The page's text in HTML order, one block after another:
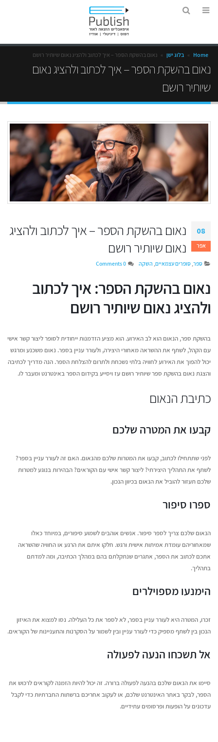
Home
» בלוג ישן » נאום בהשקת הספר – איך לכתוב ולהציג נאום שיותיר רושם
נאום בהשקת הספר – איך לכתוב ולהציג נאום
שיותיר רושם
08
אפר
נאום בהשקת הספר – איך לכתוב ולהציג
נאום שיותיר רושם
ספר, סופרים עצמאיים, השקה 0 Comments
נאום בהשקת הספר: איך לכתוב
ולהציג נאום שיותיר רושם
בהשקת ספר, הנאום הוא לב האירוע. הוא מציע הזדמנות ייחודית לסופר ליצור קשר אישי
עם הקהל, לשתף את ההשראה מאחורי היצירה, ולעורר עניין בספר. נאום משכנע ומרגש
יכול להפוך את האירוע לחוויה בלתי נשכחת ולתרום להצלחת הספר. הנה מדריך לכתיבה
והצגת נאום בהשקת ספר שיותיר רושם עז ויסייע בקידום הספר באינטרנט ומעבר לו.
כתיבת הנאום
קבעו את המטרה שלכם
לפני שתתחילו לכתוב, קבעו את המטרות שלכם מהנאום. האם זה לעורר עניין בספר?
לשתף את התהליך היצירתי? ליצור קשר אישי עם הקוראים? הבהירות בנוגע למטרות
שלכם תעזור להוביל את הנאום בכיוון הנכון.
ספרו סיפור
הנאום שלכם צריך לספר סיפור. אנשים אוהבים לשמוע סיפורים, במיוחד כאלו
שמאחוריהם עומדת אמיתות אישית ורגש. חלקו איתם את הרגע או החוויה שהשראה
אתכם לכתוב את הספר, אתגרים שנתקלתם בהם במהלך הכתיבה, ומה למדתם
בתהליך.
הימנעו מספוילרים
זכרו, המטרה היא לעורר עניין בספר, לא לספר את כל העלילה. נסו למצוא את האיזון
הנכון בין לשתף מספיק כדי לעורר עניין ובין לשמור על הסקרנות והתעניינות של הקוראים.
אל תשכחו הנעה לפעולה
סיימו את הנאום שלכם בהנעה לפעולה ברורה. זה יכול להיות הזמנה לקוראים לרכוש את
הספר, לבקר באתר האינטרנט שלכם, או לעקוב אחריכם ברשתות החברתיות כדי לקבל
עדכונים על הופעות ופרסומים עתידיים.
איך לשמור על קול אותנטי
יוני 16, 2026
ה-AI
ריאיון עם בועז דרורי, מחבר
הספר "רווק, נשוי, גרוש"
יוני 16, 2026
דן טימור על הספר
איך עידן הבינוניות